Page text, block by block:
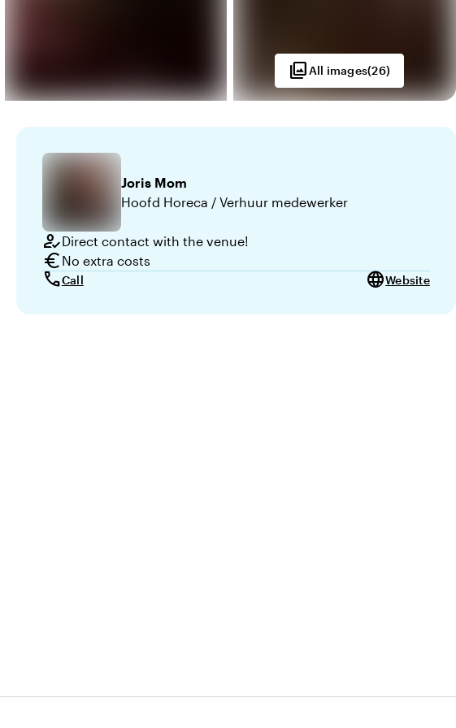
photo_libraryAll images(26)
8.6 out of 10
6 Joris Mom
Hoofd Horeca / Verhuur medewerker
how_to_regDirect contact with the venue!
euro No extra costs
callCall languageWebsite